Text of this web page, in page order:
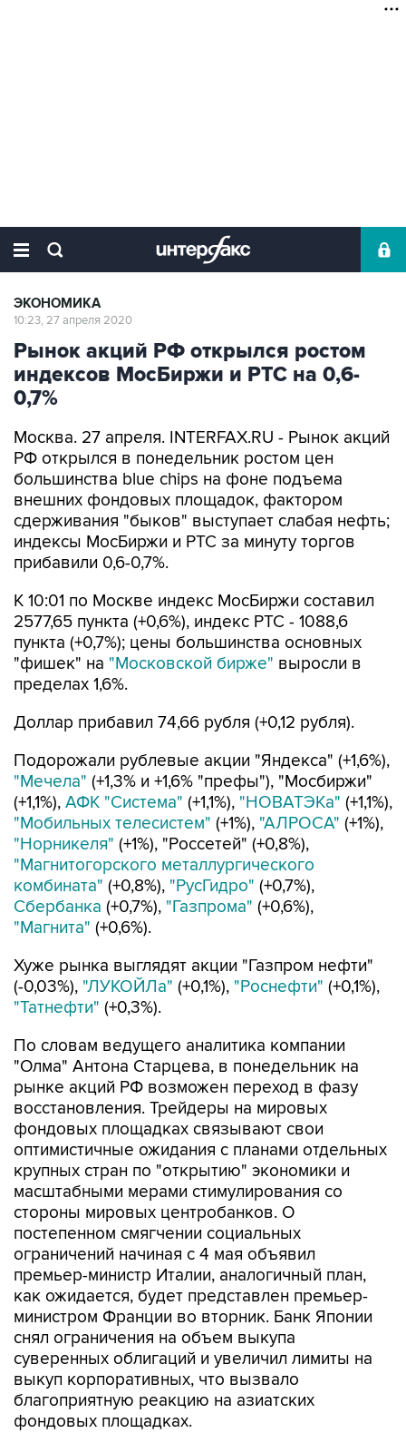
ЭКОНОМИКА
10:23, 27 апреля 2020
Рынок акций РФ открылся ростом
индексов МосБиржи и РТС на 0,6-
0,7%
Москва. 27 апреля. INTERFAX.RU - Рынок акций
РФ открылся в понедельник ростом цен
большинства blue chips на фоне подъема
внешних фондовых площадок, фактором
сдерживания "быков" выступает слабая нефть;
индексы МосБиржи и РТС за минуту торгов
прибавили 0,6-0,7%.
К 10:01 по Москве индекс МосБиржи составил
2577,65 пункта (+0,6%), индекс РТС - 1088,6
пункта (+0,7%); цены большинства основных
"фишек" на "Московской бирже" выросли в
пределах 1,6%.
Доллар прибавил 74,66 рубля (+0,12 рубля).
Подорожали рублевые акции "Яндекса" (+1,6%),
"Мечела" (+1,3% и +1,6% "префы"), "Мосбиржи"
(+1,1%), АФК "Система" (+1,1%), "НОВАТЭКа" (+1,1%),
"Мобильных телесистем" (+1%), "АЛРОСА" (+1%),
"Норникеля" (+1%), "Россетей" (+0,8%),
"Магнитогорского металлургического
комбината" (+0,8%), "РусГидро" (+0,7%),
Сбербанка (+0,7%), "Газпрома" (+0,6%),
"Магнита" (+0,6%).
Хуже рынка выглядят акции "Газпром нефти"
(-0,03%), "ЛУКОЙЛа" (+0,1%), "Роснефти" (+0,1%),
"Татнефти" (+0,3%).
По словам ведущего аналитика компании
"Олма" Антона Старцева, в понедельник на
рынке акций РФ возможен переход в фазу
восстановления. Трейдеры на мировых
фондовых площадках связывают свои
оптимистичные ожидания с планами отдельных
крупных стран по "открытию" экономики и
масштабными мерами стимулирования со
стороны мировых центробанков. О
постепенном смягчении социальных
ограничений начиная с 4 мая объявил
премьер-министр Италии, аналогичный план,
как ожидается, будет представлен премьер-
министром Франции во вторник. Банк Японии
снял ограничения на объем выкупа
суверенных облигаций и увеличил лимиты на
выкуп корпоративных, что вызвало
благоприятную реакцию на азиатских
фондовых площадках.